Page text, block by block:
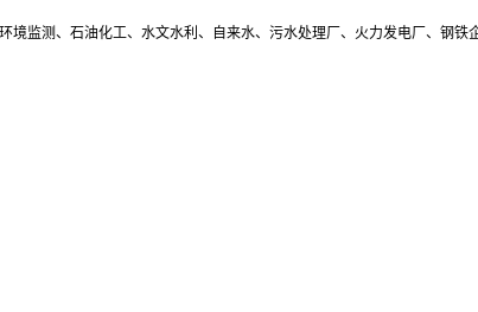
境监测、石油化工、水文水利、自来水、污水处理厂、火力发电厂、钢